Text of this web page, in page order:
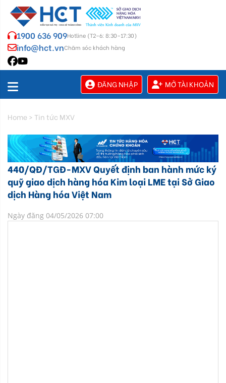
1900 636 909Hotline (T2–6: 8:30–17:30)
info@hct.vnChăm sóc khách hàng
ĐĂNG NHẬP MỞ TÀI KHOẢN
Home > Tin tức MXV
440/QĐ/TGĐ-MXV Quyết định ban hành mức ký
quỹ giao dịch hàng hóa Kim loại LME tại Sở Giao
dịch Hàng hóa Việt Nam
Ngày đăng 04/05/2026 07:00